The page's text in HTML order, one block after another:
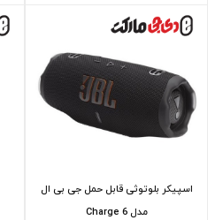
اسپیکر بلوتوثی قابل حمل جی بی ال
مدل Charge 6